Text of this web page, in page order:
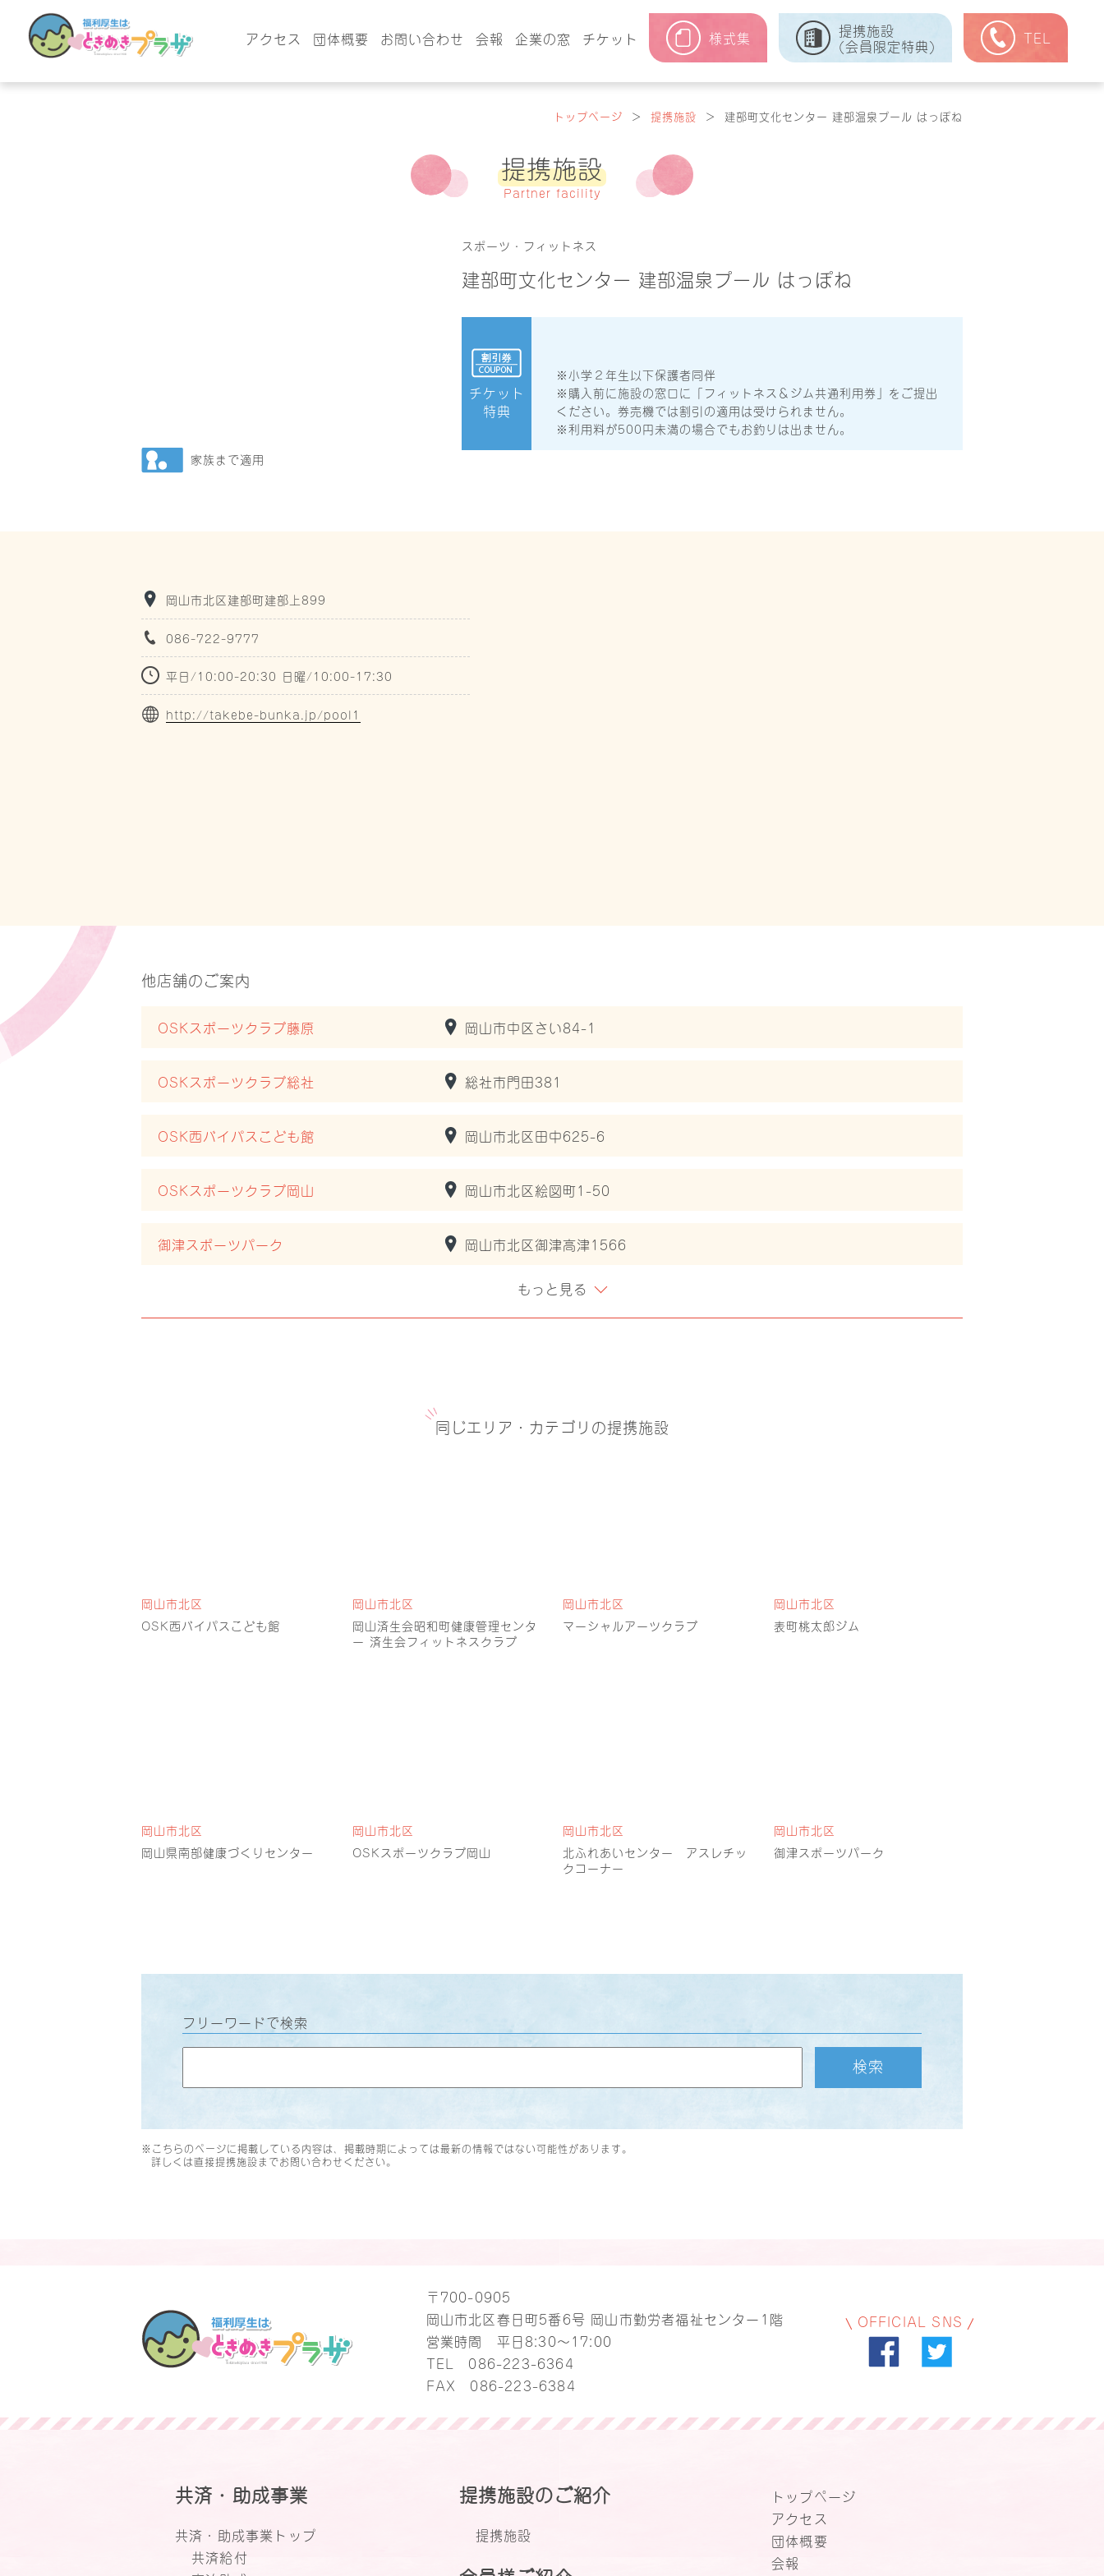
アクセス 団体概要 お問い合わせ 会報 企業の窓 チケット 様式集
提携施設
(会員限定特典)
TEL
トップページ ＞ 提携施設 ＞ 建部町文化センター 建部温泉プール はっぽね
提携施設
Partner facility
家族まで適用
スポーツ・フィットネス
建部町文化センター 建部温泉プール はっぽね
チケット
特典
※小学２年生以下保護者同伴
※購入前に施設の窓口に「フィットネス＆ジム共通利用券」をご提出
ください。券売機では割引の適用は受けられません。
※利用料が500円未満の場合でもお釣りは出ません。
岡山市北区建部町建部上899
086-722-9777
平日/10:00-20:30 日曜/10:00-17:30
http://takebe-bunka.jp/pool1
他店舗のご案内
OSKスポーツクラブ藤原 岡山市中区さい84-1
OSKスポーツクラブ総社 総社市門田381
OSK西バイパスこども館 岡山市北区田中625-6
OSKスポーツクラブ岡山 岡山市北区絵図町1-50
御津スポーツパーク 岡山市北区御津高津1566
もっと見る
同じエリア・カテゴリの提携施設
岡山市北区
OSK西バイパスこども館
岡山市北区
岡山済生会昭和町健康管理センタ
ー 済生会フィットネスクラブ
岡山市北区
マーシャルアーツクラブ
岡山市北区
表町桃太郎ジム
岡山市北区
岡山県南部健康づくりセンター
岡山市北区
OSKスポーツクラブ岡山
岡山市北区
北ふれあいセンター アスレチッ
クコーナー
岡山市北区
御津スポーツパーク
フリーワードで検索
検索
※こちらのページに掲載している内容は、掲載時期によっては最新の情報ではない可能性があります。
詳しくは直接提携施設までお問い合わせください。
〒700-0905
岡山市北区春日町5番6号 岡山市勤労者福祉センター1階
営業時間 平日8:30～17:00
TEL 086-223-6364
FAX 086-223-6384
OFFICIAL SNS
共済・助成事業
共済・助成事業トップ
共済給付
提携施設のご紹介
提携施設
トップページ
アクセス
団体概要
会報